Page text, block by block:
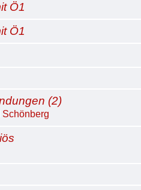
Ö1
Ö1
(2)